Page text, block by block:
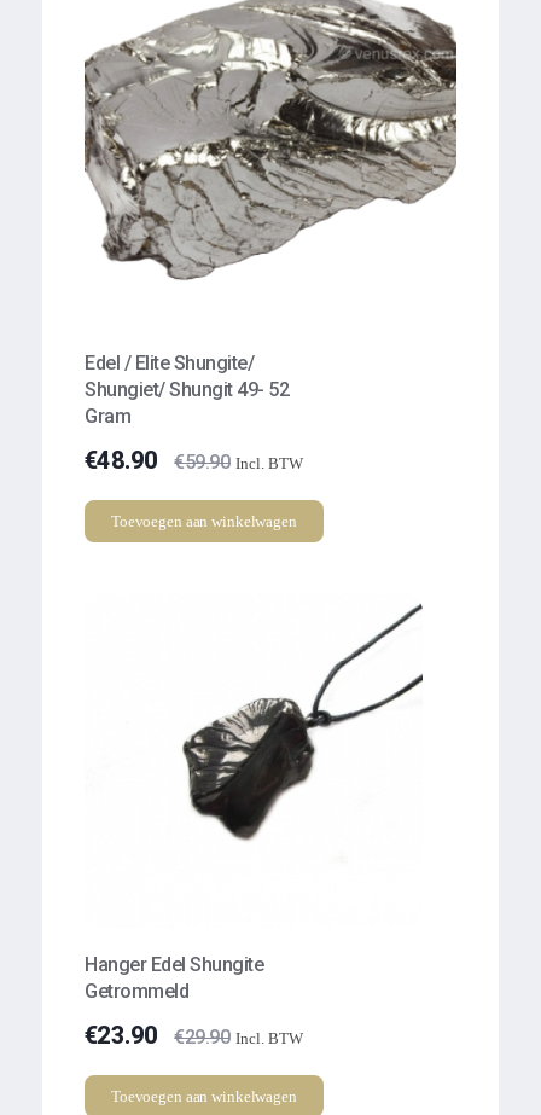
Edel / Elite Shungite/
Shungiet/ Shungit 49- 52
Gram
€48.90 €59.90 Incl. BTW
Toevoegen aan winkelwagen
Hanger Edel Shungite
Getrommeld
€23.90 €29.90 Incl. BTW
Toevoegen aan winkelwagen